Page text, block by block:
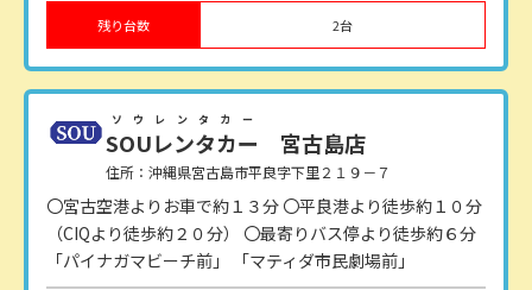
残り台数 2台
SOUレンタカー
ソウレンタカー
宮古島店
住所：沖縄県宮古島市平良字下里２１９－７
〇宮古空港よりお車で約１３分 〇平良港より徒歩約１０分
（CIQより徒歩約２０分） 〇最寄りバス停より徒歩約６分
「パイナガマビーチ前」 「マティダ市民劇場前」